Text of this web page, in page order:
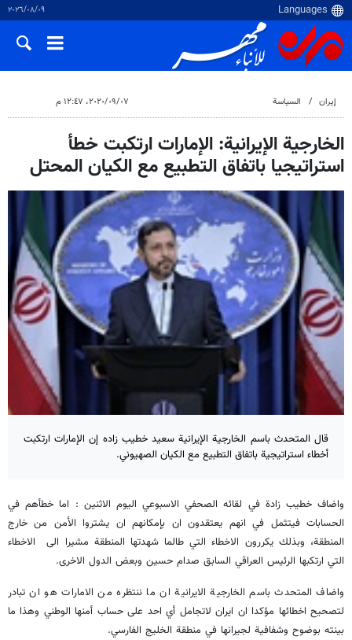
٠٩‏/٠٨‏/٢٠٢٦
إيران السياسة ٠٧‏/٠٩‏/٢٠٢٠، ١٢:٤٧ م
الخارجية الإيرانية: الإمارات ارتکبت خطأ
استراتيجيا باتفاق التطبيع مع الکیان المحتل
قال المتحدث باسم الخارجية الإيرانية سعيد خطيب زاده إن الإمارات ارتكبت
أخطاء استراتيجية باتفاق التطبيع مع الکیان الصهیوني.
واضاف خطيب زادة في لقائه الصحفي الاسبوعي اليوم الاثنين : اما خطأهم في
الحسابات فيتثمل في انهم يعتقدون ان بإمكانهم ان يشتروا الأمن من خارج
المنطقة، وبذلك يكررون الاخطاء التي طالما شهدتها المنطقة مشيرا الى الاخطاء
التي ارتكبها الرئيس العراقي السابق صدام حسين وبعض الدول الاخرى.
واضاف المتحدث باسم الخارجية الايرانية ان ما ننتظره من الامارات هو ان تبادر
لتصحيح اخطائها مؤكدا ان ايران لاتجامل أي احد على حساب أمنها الوطني وهذا ما
بينته بوضوح وشفافية لجيرانها في منطقة الخليج الفارسي.